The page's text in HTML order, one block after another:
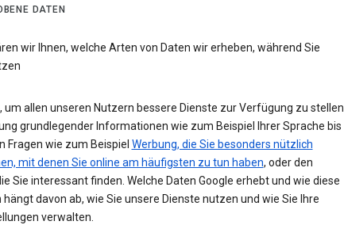
DATEN
wir Ihnen, welche Arten von Daten wir erheben, während Sie
um allen unseren Nutzern bessere Dienste zur Verfügung zu stellen
grundlegender Informationen wie zum Beispiel Ihrer Sprache bis
Fragen wie zum Beispiel Werbung, die Sie besonders nützlich
mit denen Sie online am häufigsten zu tun haben, oder den
Sie interessant finden. Welche Daten Google erhebt und wie diese
davon ab, wie Sie unsere Dienste nutzen und wie Sie Ihre
verwalten.